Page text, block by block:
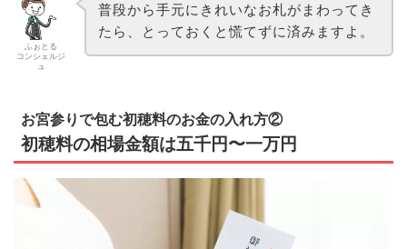
ふぉとる
コンシェルジ
ュ
普段から手元にきれいなお札がまわってき
たら、とっておくと慌てずに済みますよ。
お宮参りで包む初穂料のお金の入れ方②
初穂料の相場金額は五千円〜一万円